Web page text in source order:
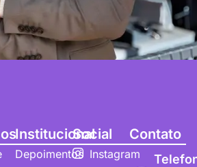
Institucional
Depoimentos
Social
Instagram
Contato